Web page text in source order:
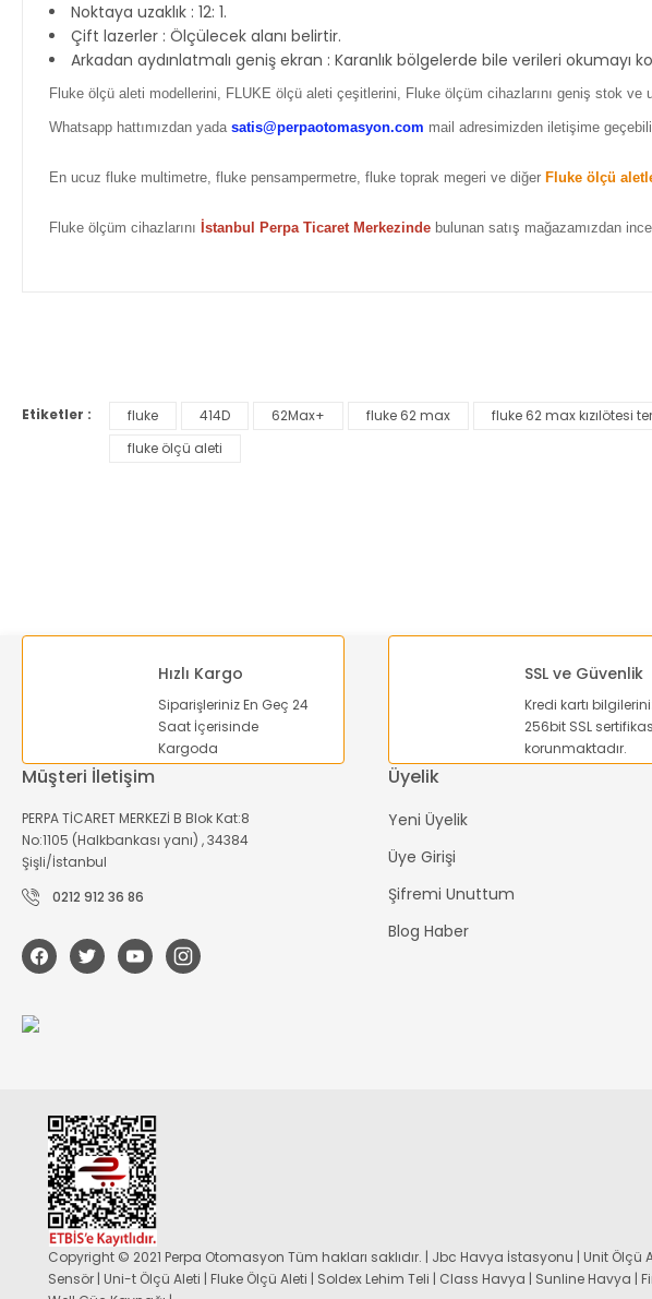
Noktaya uzaklık : 12: 1.
Çift lazerler : Ölçülecek alanı belirtir.
Arkadan aydınlatmalı geniş ekran : Karanlık bölgelerde bile verileri okumayı
Fluke ölçü aleti modellerini, FLUKE ölçü aleti çeşitlerini, Fluke ölçüm cihazlarını geniş stok ve
Whatsapp hattımızdan yada satis@perpaotomasyon.com mail adresimizden iletişime
En ucuz fluke multimetre, fluke pensampermetre, fluke toprak megeri ve diğer Fluke ölçü
Fluke ölçüm cihazlarını İstanbul Perpa Ticaret Merkezinde bulunan satış mağazamızdan
Ürün resmi kalitesiz, bozuk veya görüntülenemiyor.
Ürün açıklamasında eksik bilgiler bulunuyor.
Etiketler : fluke 414D 62Max+ fluke 62 max fluke 62 max kızılötesi
fluke ölçü aleti
Hızlı Kargo
Siparişleriniz En Geç 24
Saat İçerisinde
Kargoda
SSL ve Güvenlik
Kredi kartı
256bit SSL
korunmaktadır.
Müşteri İletişim
PERPA TİCARET MERKEZİ B Blok Kat:8
No:1105 (Halkbankası yanı) , 34384
Şişli/İstanbul
0212 912 36 86
Üyelik
Yeni Üyelik
Üye Girişi
Şifremi Unuttum
Blog Haber
Copyright © 2021 Perpa Otomasyon Tüm hakları saklıdır. | Jbc Havya İstasyonu | Unit Ölçü
Sensör | Uni-t Ölçü Aleti | Fluke Ölçü Aleti | Soldex Lehim Teli | Class Havya | Sunline Havya |